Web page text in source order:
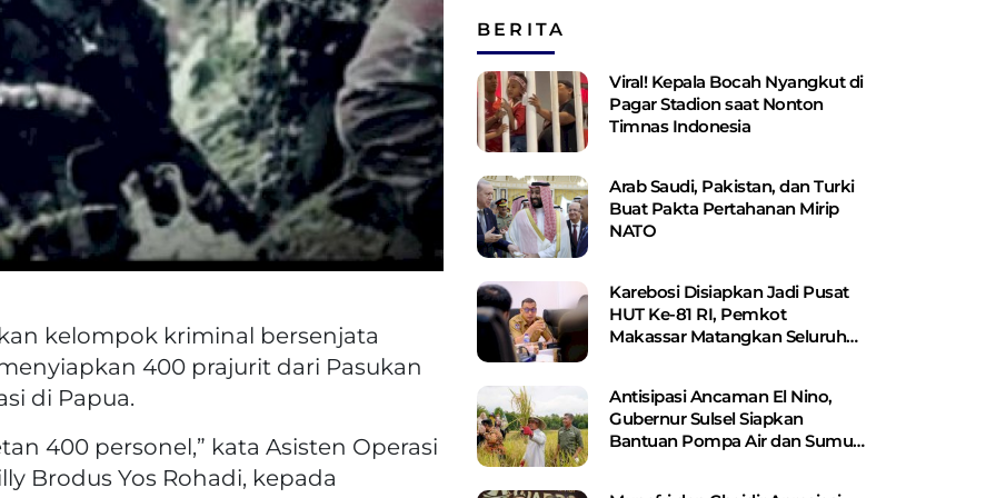
kelompok kriminal bersenjata
400 prajurit dari Pasukan
di Papua.
400 personel,” kata Asisten Operasi
Brodus Yos Rohadi, kepada
BERITA
Viral! Kepala Bocah Nyangkut di
Pagar Stadion saat Nonton
Timnas Indonesia
Arab Saudi, Pakistan, dan Turki
Buat Pakta Pertahanan Mirip
NATO
Karebosi Disiapkan Jadi Pusat
HUT Ke-81 RI, Pemkot
Makassar Matangkan Seluruh
Antisipasi Ancaman El Nino,
Gubernur Sulsel Siapkan
Bantuan Pompa Air dan Sumur